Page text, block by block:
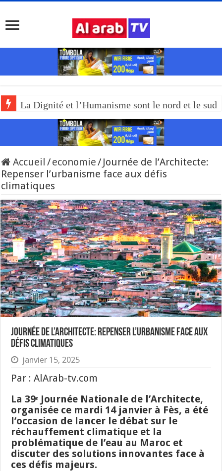
La Dignité et l’Humanisme sont le nord et le
Accueil /economie/ Journée de l’Architecte:
Repenser l’urbanisme face aux défis
climatiques
Journée de l’Architecte: Repenser l’urbanisme face aux
défis climatiques
janvier 15, 2025
Par : AlArab-tv.com
La 39ᵉ Journée Nationale de l’Architecte,
organisée ce mardi 14 janvier à Fès, a été
l’occasion de lancer le débat sur le
réchauffement climatique et la
problématique de l’eau au Maroc et
discuter des solutions innovantes face à
ces défis majeurs.